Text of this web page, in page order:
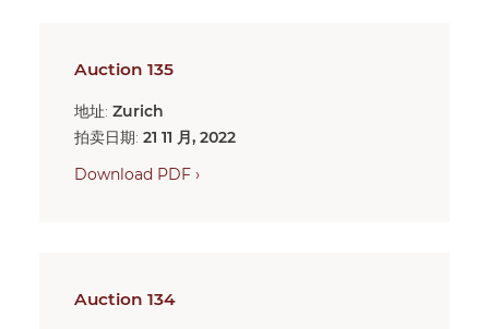
Auction 135
地址: Zurich
拍卖日期: 21 11 月, 2022
Download PDF ›
Auction 134